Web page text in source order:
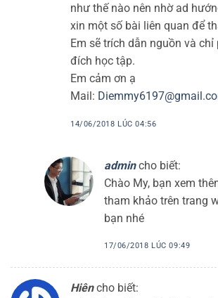
như thế nào nên nhờ ad
xin một số bài liên quan để
Em sẽ trích dẫn nguồn và
đích học tập.
Em cảm ơn ạ
Mail:
14/06/2018 LÚC 04:56
admin cho biết:
Chào My, bạn xem
tham khảo trên trang
bạn nhé
17/06/2018 LÚC 09:49
Hiên cho biết: